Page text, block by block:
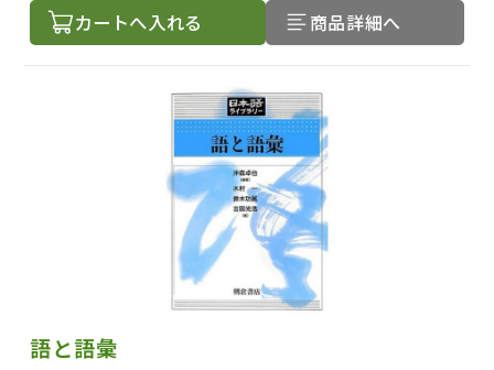
絞り込む
カートへ入れる 商品詳細へ
語と語彙